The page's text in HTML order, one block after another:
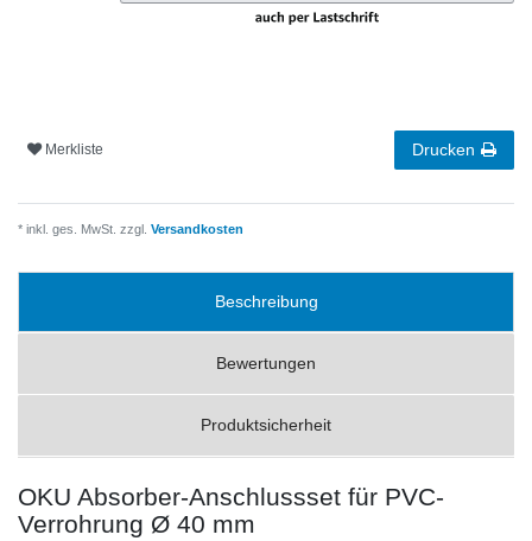
Merkliste Drucken
* inkl. ges. MwSt. zzgl. Versandkosten
Beschreibung
Bewertungen
Produktsicherheit
OKU Absorber-Anschlussset für PVC-
Verrohrung Ø 40 mm